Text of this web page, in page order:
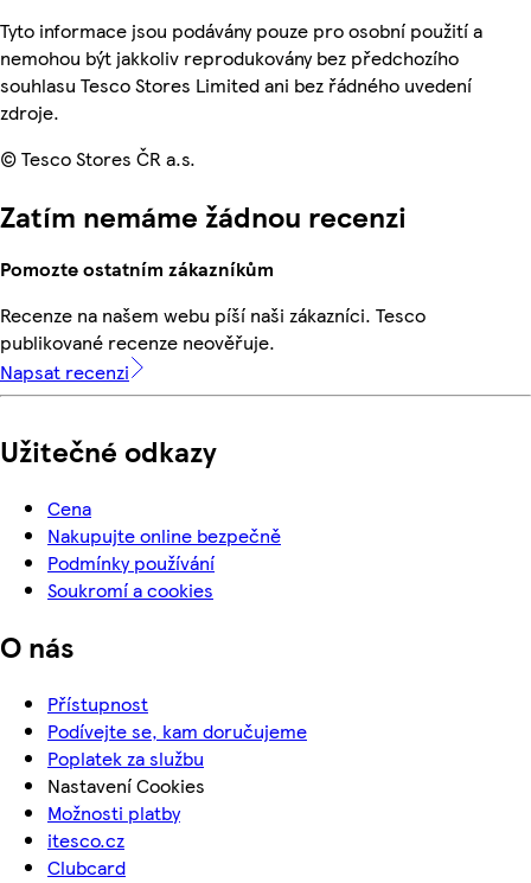
Tyto informace jsou podávány pouze pro osobní použití a
nemohou být jakkoliv reprodukovány bez předchozího
souhlasu Tesco Stores Limited ani bez řádného uvedení
zdroje.
© Tesco Stores ČR a.s.
Zatím nemáme žádnou recenzi
Pomozte ostatním zákazníkům
Recenze na našem webu píší naši zákazníci. Tesco
publikované recenze neověřuje.
Napsat recenzi
Užitečné odkazy
Cena
Nakupujte online bezpečně
Podmínky používání
Soukromí a cookies
O nás
Přístupnost
Podívejte se, kam doručujeme
Poplatek za službu
Nastavení Cookies
Možnosti platby
itesco.cz
Clubcard